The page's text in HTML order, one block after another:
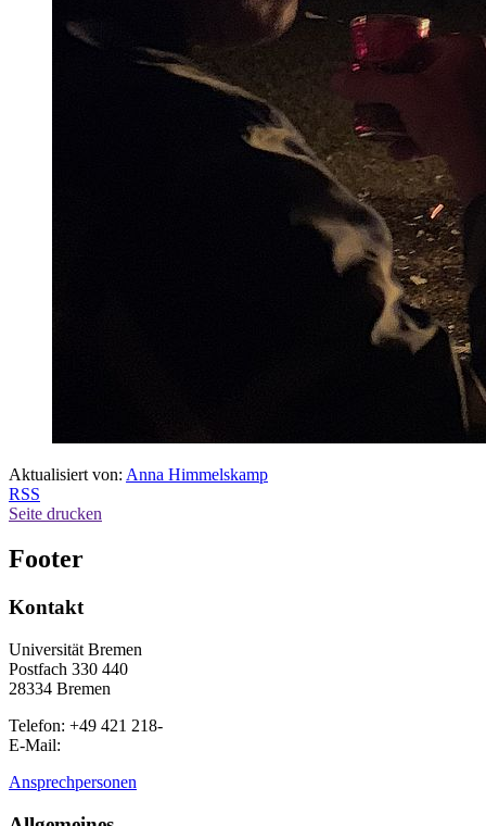
Aktualisiert von: Anna Himmelskamp
RSS
Seite drucken
Footer
Kontakt
Universität Bremen
Postfach 330 440
28334 Bremen
Telefon: +49 421 218-
E-Mail:
Ansprechpersonen